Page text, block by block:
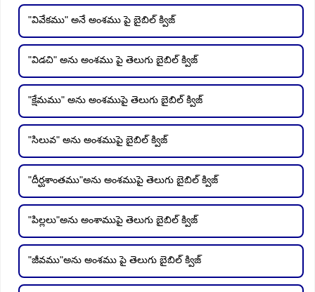
"వివేకము" అనే అంశము పై బైబిల్ క్విజ్
"విడచి" అను అంశము పై తెలుగు బైబిల్ క్విజ్
"క్షేమము" అను అంశముపై తెలుగు బైబిల్ క్విజ్
"సిలువ" అను అంశముపై బైబిల్ క్విజ్
"దీర్ఘశాంతము"అను అంశముపై తెలుగు బైబిల్ క్విజ్
"పిల్లలు"అను అంశాముపై తెలుగు బైబిల్ క్విజ్
"జీవము"అను అంశము పై తెలుగు బైబిల్ క్విజ్